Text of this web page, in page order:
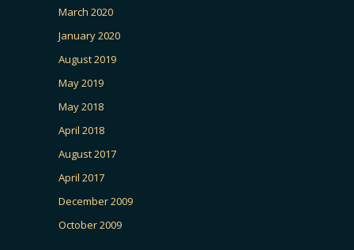
March 2020
January 2020
August 2019
May 2019
May 2018
April 2018
August 2017
April 2017
December 2009
October 2009